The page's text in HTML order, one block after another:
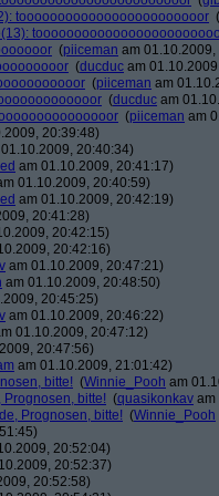
toooooooooooooooooooooooor (
(piiceman am
(ducduc am
(piiceman am
(ducduc am
(piiceman am
20:39:48)
20:40:34)
am 01.10.2009, 20:41:17)
01.10.2009, 20:40:59)
am 01.10.2009, 20:42:19)
20:41:28)
20:42:15)
20:42:16)
am 01.10.2009, 20:47:21)
am 01.10.2009, 20:48:50)
20:45:25)
am 01.10.2009, 20:46:22)
01.10.2009, 20:47:12)
20:47:56)
am 01.10.2009, 21:01:42)
bitte! (Winnie_Pooh am
Prognosen, bitte! (quasikonkav am
Prognosen, bitte! (Winnie_Pooh
20:52:04)
20:52:37)
20:52:58)